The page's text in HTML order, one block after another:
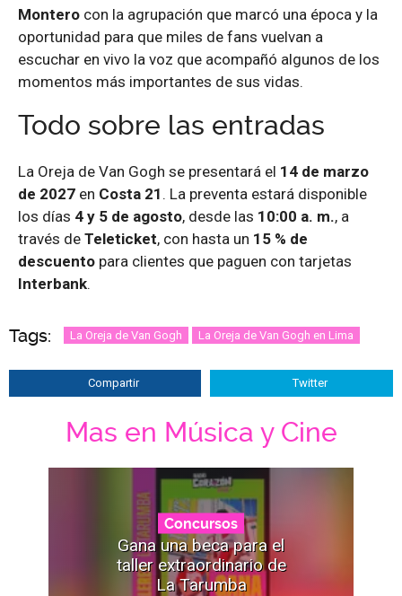
Montero con la agrupación que marcó una época y la
oportunidad para que miles de fans vuelvan a
escuchar en vivo la voz que acompañó algunos de los
momentos más importantes de sus vidas.
Todo sobre las entradas
La Oreja de Van Gogh se presentará el 14 de marzo
de 2027 en Costa 21 . La preventa estará disponible
los días 4 y 5 de agosto, desde las 10:00 a. m., a
través de Teleticket, con hasta un 15 % de
descuento para clientes que paguen con tarjetas
Interbank.
Tags: La Oreja de Van Gogh La Oreja de Van Gogh en Lima
Compartir Twitter
Mas en Música y Cine
Concursos
Gana una beca para el
taller extraordinario de
La Tarumba